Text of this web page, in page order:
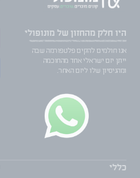
היו חלק מהחזון של מונופולי
אנו חולמים להקים פלטפורמה שבה
ייתן יזם ישראלי אחד מהחוכמה
ומהניסיון שלו ליזם האחר.
כללי